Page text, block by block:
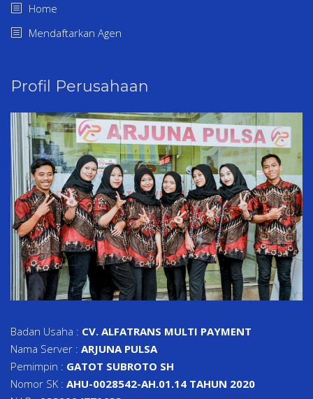
Home
Mendaftarkan Agen
Profil Perusahaan
Badan Usaha : CV. ALFATRANS MULTI PAYMENT
Nama Server : ARJUNA PULSA
Pemimpin : GATOT SUBROTO SH
Nomor SK : AHU-0028542-AH.01.14 TAHUN 2020